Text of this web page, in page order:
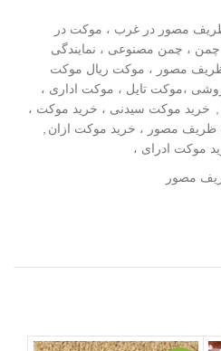
مصور در غرب ، موکت در
چمن ، چمن مصنوعی ، نمایندگی
مصور ، موکت ريال موکت
،موکت تایل ، موکت اداری ،
خرید موکت سیدنی ، خرید موکت ،
ظریف مصور ، خرید موکت ازان
موکت ادرای ،
مصور